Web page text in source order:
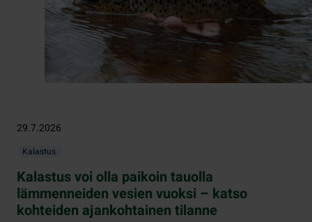
29.7.2026
Kalastus
Kalastus voi olla paikoin tauolla
lämmenneiden vesien vuoksi – katso
kohteiden ajankohtainen tilanne